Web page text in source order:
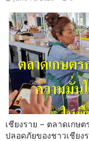
เชียงราย – ตลาดเกษ
ปลอดภัยของชาวเชียง